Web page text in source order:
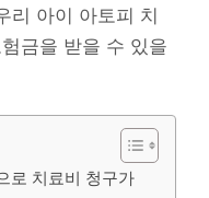
리 아이 아토피 치
금을 받을 수 있을
로 치료비 청구가